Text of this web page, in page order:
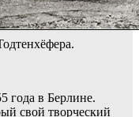
года в Берлине.
свой творческий